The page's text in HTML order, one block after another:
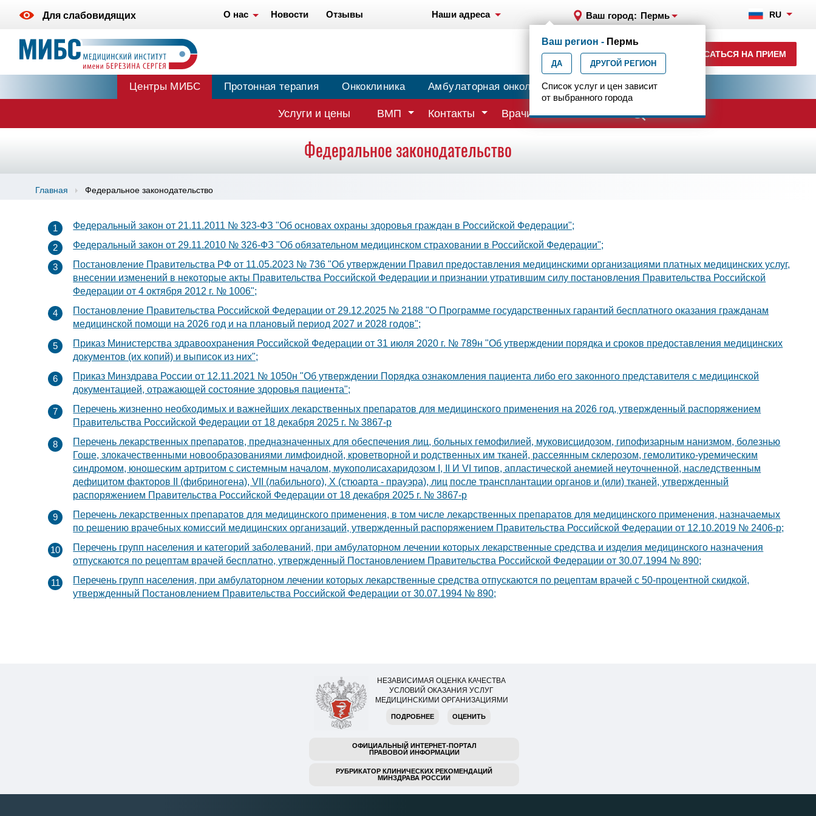
Для слабовидящих О нас Новости Отзывы Наши адреса Ваш город: Пермь RU
+7 (342) 215-11-55 ЗАПИСАТЬСЯ НА ПРИЕМ
Ваш регион - Пермь
ДА ДРУГОЙ РЕГИОН
Список услуг и цен зависит
от выбранного города
Центры МИБС Протонная терапия Онкоклиника Амбулаторная онкология Центр эпилептологии
Услуги и цены ВМП Контакты Врачи
Федеральное законодательство
Главная Федеральное законодательство
Федеральный закон от 21.11.2011 № 323-ФЗ "Об основах охраны здоровья граждан в Российской Федерации";
Федеральный закон от 29.11.2010 № 326-ФЗ "Об обязательном медицинском страховании в Российской Федерации";
Постановление Правительства РФ от 11.05.2023 № 736 "Об утверждении Правил предоставления медицинскими организациями платных медицинских услуг,
внесении изменений в некоторые акты Правительства Российской Федерации и признании утратившим силу постановления Правительства Российской
Федерации от 4 октября 2012 г. № 1006";
Постановление Правительства Российской Федерации от 29.12.2025 № 2188 "О Программе государственных гарантий бесплатного оказания гражданам
медицинской помощи на 2026 год и на плановый период 2027 и 2028 годов";
Приказ Министерства здравоохранения Российской Федерации от 31 июля 2020 г. № 789н "Об утверждении порядка и сроков предоставления медицинских
документов (их копий) и выписок из них";
Приказ Минздрава России от 12.11.2021 № 1050н "Об утверждении Порядка ознакомления пациента либо его законного представителя с медицинской
документацией, отражающей состояние здоровья пациента";
Перечень жизненно необходимых и важнейших лекарственных препаратов для медицинского применения на 2026 год, утвержденный распоряжением
Правительства Российской Федерации от 18 декабря 2025 г. № 3867-р
Перечень лекарственных препаратов, предназначенных для обеспечения лиц, больных гемофилией, муковисцидозом, гипофизарным нанизмом, болезнью
Гоше, злокачественными новообразованиями лимфоидной, кроветворной и родственных им тканей, рассеянным склерозом, гемолитико-уремическим
синдромом, юношеским артритом с системным началом, мукополисахаридозом I, II И VI типов, апластической анемией неуточненной, наследственным
дефицитом факторов II (фибриногена), VII (лабильного), X (стюарта - прауэра), лиц после трансплантации органов и (или) тканей, утвержденный
распоряжением Правительства Российской Федерации от 18 декабря 2025 г. № 3867-р
Перечень лекарственных препаратов для медицинского применения, в том числе лекарственных препаратов для медицинского применения, назначаемых
по решению врачебных комиссий медицинских организаций, утвержденный распоряжением Правительства Российской Федерации от 12.10.2019 № 2406-р;
Перечень групп населения и категорий заболеваний, при амбулаторном лечении которых лекарственные средства и изделия медицинского назначения
отпускаются по рецептам врачей бесплатно, утвержденный Постановлением Правительства Российской Федерации от 30.07.1994 № 890;
Перечень групп населения, при амбулаторном лечении которых лекарственные средства отпускаются по рецептам врачей с 50-процентной скидкой,
утвержденный Постановлением Правительства Российской Федерации от 30.07.1994 № 890;
НЕЗАВИСИМАЯ ОЦЕНКА КАЧЕСТВА
УСЛОВИЙ ОКАЗАНИЯ УСЛУГ
МЕДИЦИНСКИМИ ОРГАНИЗАЦИЯМИ
ПОДРОБНЕЕ ОЦЕНИТЬ
ОФИЦИАЛЬНЫЙ ИНТЕРНЕТ-ПОРТАЛ
ПРАВОВОЙ ИНФОРМАЦИИ
РУБРИКАТОР КЛИНИЧЕСКИХ РЕКОМЕНДАЦИЙ
МИНЗДРАВА РОССИИ